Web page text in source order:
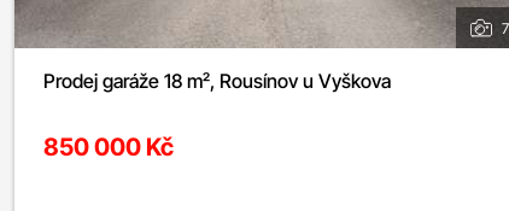
7
Prodej garáže 18 m², Rousínov u Vyškova
850 000 Kč